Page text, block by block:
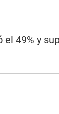
49% y